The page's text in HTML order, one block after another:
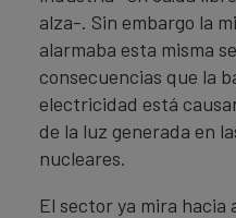
alza-. Sin embargo la
alarmaba esta misma
consecuencias que la
electricidad está
de la luz generada en
nucleares.
El sector ya mira hacia